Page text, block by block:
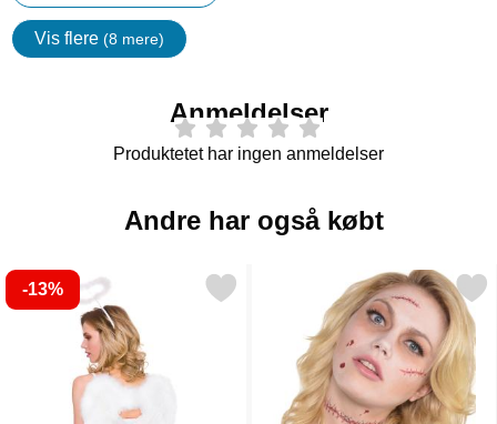
Vis flere (8 mere)
Egenskaper
Anmeldelser
Produktetet har ingen anmeldelser
Andre har også købt
-13%
Markér hvide Englevinger og Gloria som favorit
Markér sår Tatoveringer